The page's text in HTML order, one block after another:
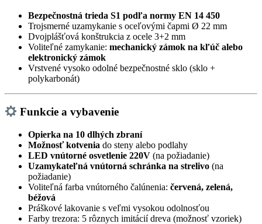
Bezpečnostná trieda S1 podľa normy EN 14 450
Trojsmerné uzamykanie s oceľovými čapmi Ø 22 mm
Dvojplášťová konštrukcia z ocele 3+2 mm
Voliteľné zamykanie: mechanický zámok na kľúč alebo
elektronický zámok
Vrstvené vysoko odolné bezpečnostné sklo (sklo +
polykarbonát)
Funkcie a vybavenie
Opierka na 10 dlhých zbraní
Možnosť kotvenia do steny alebo podlahy
LED vnútorné osvetlenie 220V (na požiadanie)
Uzamykateľná vnútorná schránka na strelivo (na
požiadanie)
Voliteľná farba vnútorného čalúnenia: červená, zelená,
béžová
Práškové lakovanie s veľmi vysokou odolnosťou
Farby trezora: 5 rôznych imitácií dreva (možnosť vzoriek)